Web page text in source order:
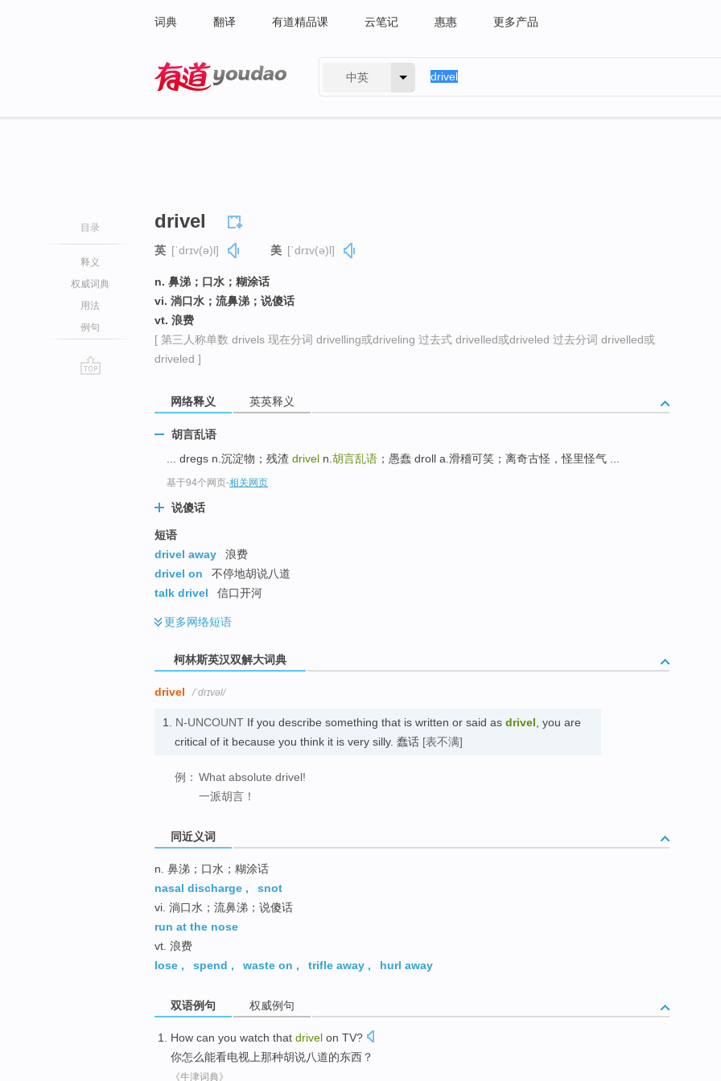
词典 翻译 有道精品课 云笔记 惠惠 更多产品
中英
目录
释义
权威词典
用法
例句
drivel
英 [ˈdrɪv(ə)l] 美 [ˈdrɪv(ə)l]
n. 鼻涕；口水；糊涂话
vi. 淌口水；流鼻涕；说傻话
vt. 浪费
[ 第三人称单数 drivels 现在分词 drivelling或driveling 过去式 drivelled或driveled 过去分词 drivelled或
driveled ]
网络释义 英英释义
胡言乱语
... dregs n.沉淀物；残渣 drivel n. 胡言乱语 ；愚蠢 droll a.滑稽可笑；离奇古怪，怪里怪气 ...
基于94个网页-相关网页
说傻话
短语
drivel away
浪费
drivel on
不停地胡说八道
talk drivel
信口开河
更多网络短语
柯林斯英汉双解大词典
drivel /ˈdrɪvəl/
1. N-UNCOUNT If you describe something that is written or said as drivel , you are
critical of it because you think it is very silly. 蠢话 [表不满]
例： What absolute drivel!
一派胡言！
同近义词
n. 鼻涕；口水；糊涂话
nasal discharge ,
snot
vi. 淌口水；流鼻涕；说傻话
run at the nose
vt. 浪费
lose , spend , waste on , trifle away , hurl away
双语例句 权威例句
How can you watch that drivel on TV?
你怎么能看电视 上那种胡说八道的东西？
《牛津词典》